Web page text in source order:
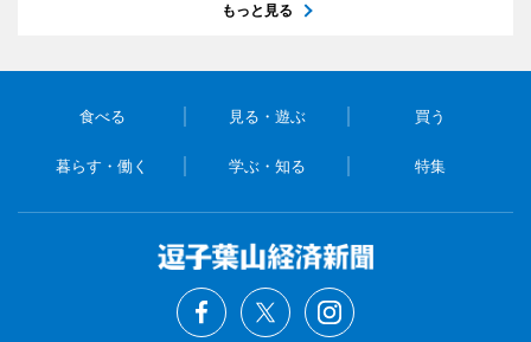
もっと見る
食べる 見る・遊ぶ 買う
暮らす・働く 学ぶ・知る 特集